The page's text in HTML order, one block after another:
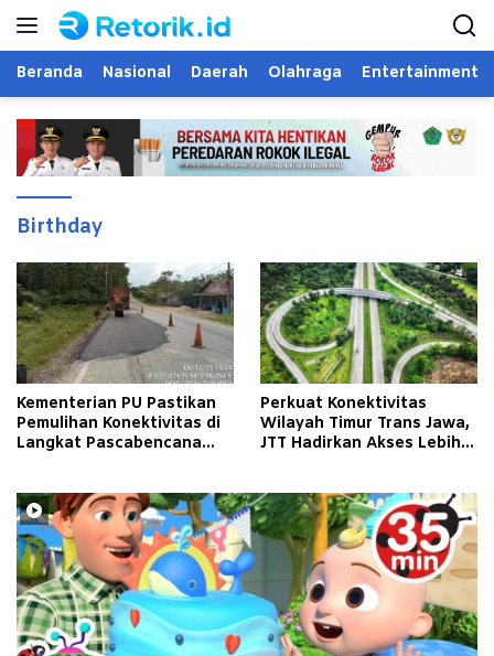
Langsung
Beranda Nasional Daerah Olahraga Entertainment
Birthday
Kementerian PU Pastikan
Pemulihan Konektivitas di
Langkat Pascabencana
Perkuat Konektivitas
Wilayah Timur Trans Jawa,
JTT Hadirkan Akses Lebih